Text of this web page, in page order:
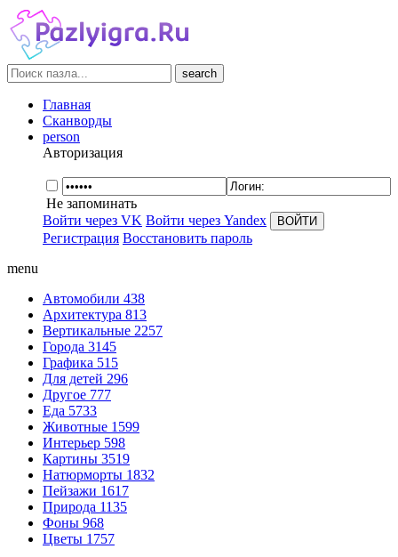
search
Главная
Сканворды
person
Авторизация
Не запоминать
Войти через VK Войти через Yandex
Регистрация Восстановить пароль
menu
Автомобили 438
Архитектура 813
Вертикальные 2257
Города 3145
Графика 515
Для детей 296
Другое 777
Еда 5733
Животные 1599
Интерьер 598
Картины 3519
Натюрморты 1832
Пейзажи 1617
Природа 1135
Фоны 968
Цветы 1757